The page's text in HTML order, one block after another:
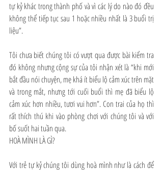
tự kỷ khác trong thành phố và vì các lý do nào đó đều
không thể tiếp tục sau 1 hoặc nhiều nhất là 3 buổi trị
liệu”.
Tôi chưa biết chúng tôi có vượt qua được bài kiểm tra
đó không nhưng cộng sự của tôi nhận xét là “khi mới
bắt đầu nói chuyện, mẹ khá ít biểu lộ cảm xúc trên mặt
và trong mắt, nhưng tới cuối buổi thì mẹ đã biểu lộ
cảm xúc hơn nhiều, tươi vui hơn”. Con trai của họ thì
rất thích thú khi vào phòng chơi với chúng tôi và với
bố suốt hai tuần qua.
HOÀ MÌNH LÀ GÌ?
Với trẻ tự kỷ chúng tôi dùng hoà mình như là cách để